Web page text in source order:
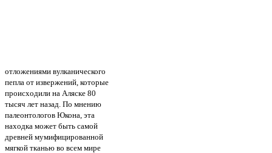
отложениями вулканического
пепла от извержений, которые
происходили на Аляске 80
тысяч лет назад. По мнению
палеонтологов Юкона, эта
находка может быть самой
древней мумифицированной
мягкой тканью во всем мире